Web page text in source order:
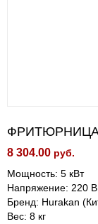
ФРИТЮРНИЦА
8 304.00 руб.
Мощность: 5 кВт
Напряжение: 220 В
Бренд: Hurakan
Вес: 8 кг